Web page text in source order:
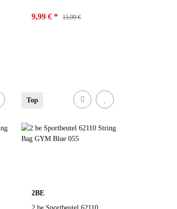
9,99 €* 15,99 €
Black
Black 032 Blue
Top
2BE